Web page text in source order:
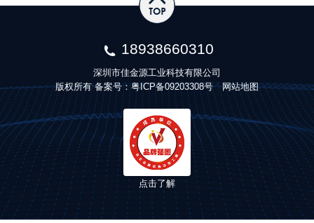
18938660310
深圳市佳金源工业科技有限公司
版权所有 备案号：粤ICP备09203308号 网站地图
点击了解